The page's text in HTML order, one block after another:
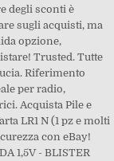
degli sconti è
sugli acquisti, ma
opzione,
Trusted. Tutte
Riferimento
per radio,
Acquista Pile e
LR1 N (1 pz e molti
con eBay!
1,5V - BLISTER